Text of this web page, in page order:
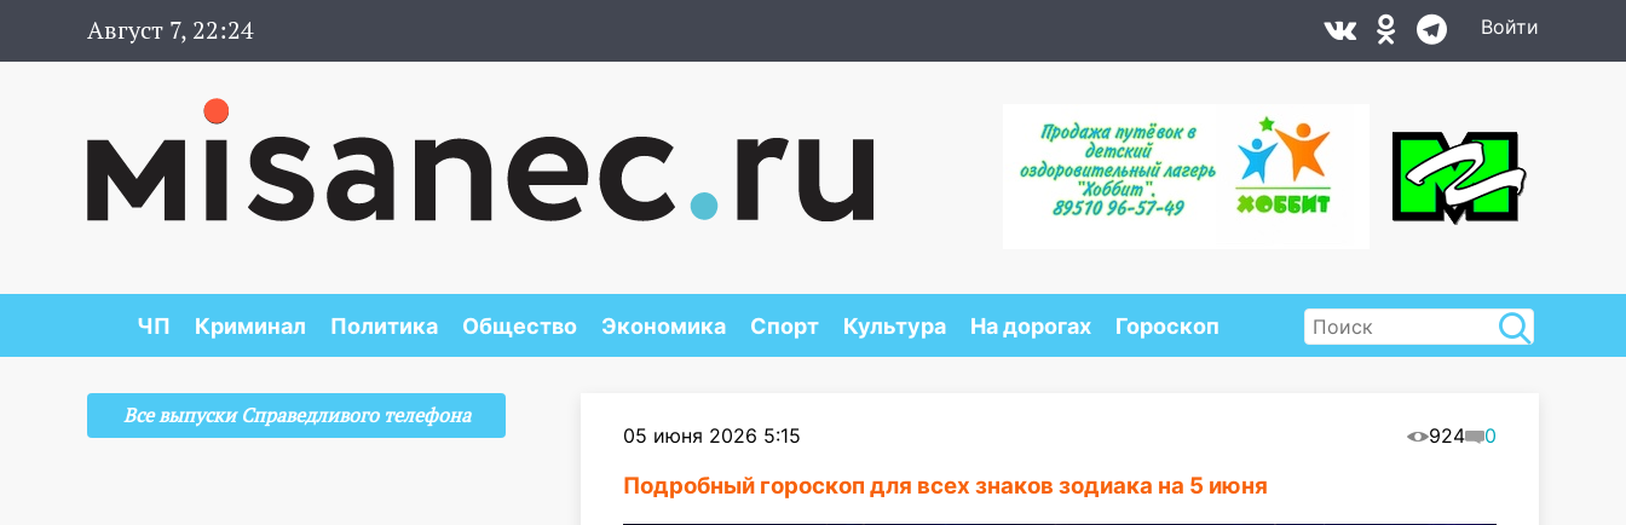
Август 7, 22:24 Войти
ЧП Криминал Политика Общество Экономика Спорт Культура На дорогах Гороскоп
05 июня 2026 5:15 924 0
Подробный гороскоп для всех знаков зодиака на 5 июня
Все выпуски Справедливого телефона